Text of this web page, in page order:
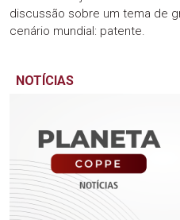
discussão sobre um tema de
cenário mundial: patente.
NOTÍCIAS